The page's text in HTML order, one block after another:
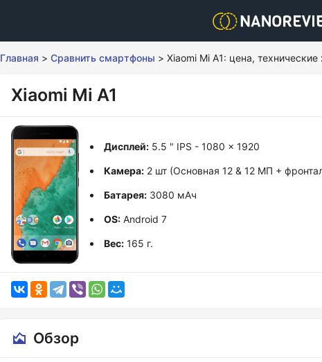
Главная > Сравнить смартфоны > Xiaomi Mi A1: цена,
Xiaomi Mi A1
Дисплей: 5.5 " IPS - 1080 x 1920
Камера: 2 шт (Основная 12 & 12 МП +
Батарея: 3080 мАч
OS: Android 7
Вес: 165 г.
Обзор